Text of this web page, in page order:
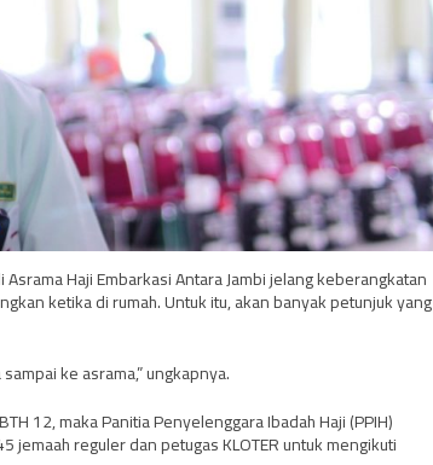
Haji Embarkasi Antara Jambi jelang keberangkatan
ketika di rumah. Untuk itu, akan banyak petunjuk yang
ke asrama,” ungkapnya.
12, maka Panitia Penyelenggara Ibadah Haji (PPIH)
reguler dan petugas KLOTER untuk mengikuti